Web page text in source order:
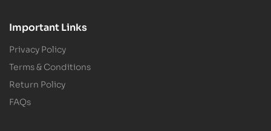
Important Links
Privacy Policy
Terms & Conditions
Return Policy
FAQs